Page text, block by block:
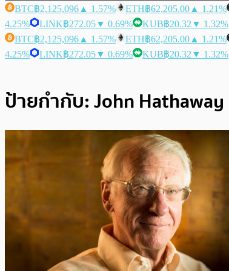
BTC฿2,125,096 ▲ 1.57% ETH฿62,205.00 ▲ 1.21%
4.25%
LINK฿272.05▼ 0.69% KUB฿20.32 ▼ 1.32%
BTC฿2,125,096 ▲ 1.57% ETH฿62,205.00 ▲ 1.21%
4.25%
LINK฿272.05▼ 0.69% KUB฿20.32 ▼ 1.32%
ป้ายกำกับ:John Hathaway